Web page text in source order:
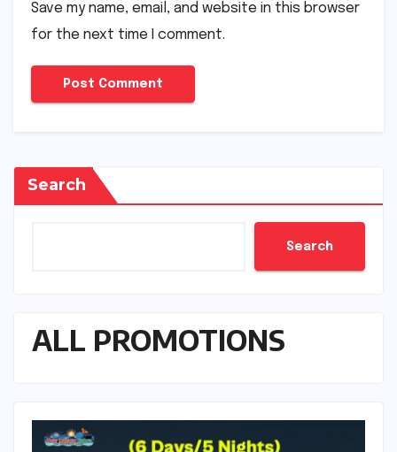
Save my name, email, and website in this browser
for the next time I comment.
Search
Search
ALL PROMOTIONS